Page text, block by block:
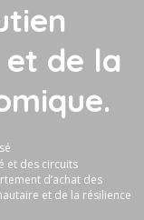
de la
et des circuits
d’achat des
et de la résilience